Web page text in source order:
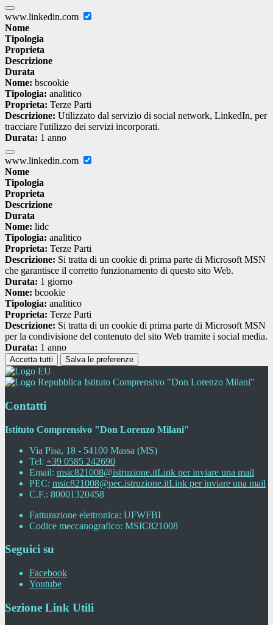
www.linkedin.com
Nome
Tipologia
Proprieta
Descrizione
Durata
Nome: bscookie
Tipologia: analitico
Proprieta: Terze Parti
Descrizione: Utilizzato dal servizio di social network, LinkedIn, per
tracciare l'utilizzo dei servizi incorporati.
Durata: 1 anno
www.linkedin.com
Nome
Tipologia
Proprieta
Descrizione
Durata
Nome: lidc
Tipologia: analitico
Proprieta: Terze Parti
Descrizione: Si tratta di un cookie di prima parte di Microsoft MSN
che garantisce il corretto funzionamento di questo sito Web.
Durata: 1 giorno
Nome: bcookie
Tipologia: analitico
Proprieta: Terze Parti
Descrizione: Si tratta di un cookie di prima parte di Microsoft MSN
per la condivisione del contenuto del sito Web tramite i social media.
Durata: 1 anno
Accetta tutti Salva le preferenze
Istituto Comprensivo "Don Lorenzo Milani"
Contatti
Istituto Comprensivo "Don Lorenzo Milani"
Via Pisa, 18 - 54100 Massa (MS)
Tel: +39 0585 242690
Email: msic821008@istruzione.itLink per inviare una mail
PEC: msic821008@pec.istruzione.itLink per inviare una mail
C.F.: 80001320458
Fatturazione elettronica: UFWFBI
Codice meccanografico: MSIC821008
Seguici su
Facebook
Youtube
Sezione Link Utili